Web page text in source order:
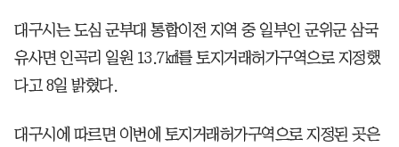
대구시는 도심 군부대 통합이전 지역 중 일부인 군위군 삼국
유사면 인곡리 일원 13.7㎢를 토지거래허가구역으로 지정했
다고 8일 밝혔다.
대구시에 따르면 이번에 토지거래허가구역으로 지정된 곳은